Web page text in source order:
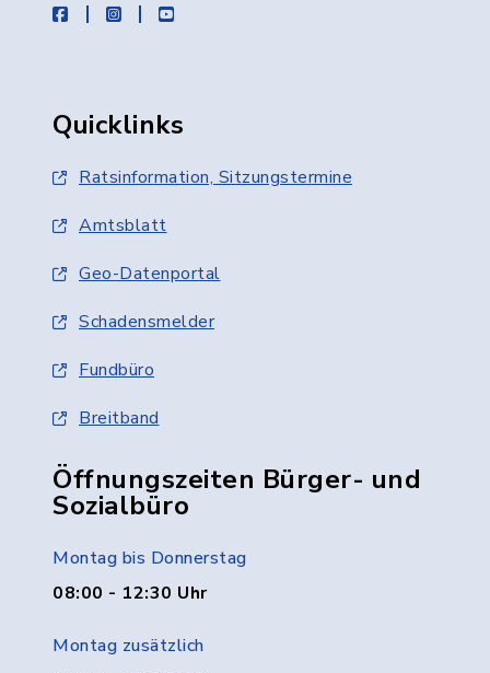
facebookinstagramyoutube
Quicklinks
Ratsinformation, Sitzungstermine
Amtsblatt
Geo-Datenportal
Schadensmelder
Fundbüro
Breitband
Öffnungszeiten Bürger- und
Sozialbüro
Montag bis Donnerstag
08:00 - 12:30 Uhr
Montag zusätzlich